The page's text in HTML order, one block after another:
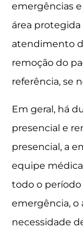
emergências
área
atendimento
remoção do
referência, se
Em geral, há
presencial e
presencial, a
equipe
todo o período
emergência,
necessidade